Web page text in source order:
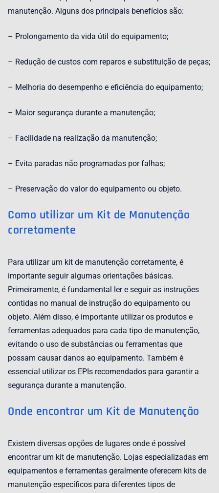
manutenção. Alguns dos principais benefícios são:
– Prolongamento da vida útil do equipamento;
– Redução de custos com reparos e substituição de peças;
– Melhoria do desempenho e eficiência do equipamento;
– Maior segurança durante a manutenção;
– Facilidade na realização da manutenção;
– Evita paradas não programadas por falhas;
– Preservação do valor do equipamento ou objeto.
Como utilizar um Kit de Manutenção
corretamente
Para utilizar um kit de manutenção corretamente, é
importante seguir algumas orientações básicas.
Primeiramente, é fundamental ler e seguir as instruções
contidas no manual de instrução do equipamento ou
objeto. Além disso, é importante utilizar os produtos e
ferramentas adequados para cada tipo de manutenção,
evitando o uso de substâncias ou ferramentas que
possam causar danos ao equipamento. Também é
essencial utilizar os EPIs recomendados para garantir a
segurança durante a manutenção.
Onde encontrar um Kit de Manutenção
Existem diversas opções de lugares onde é possível
encontrar um kit de manutenção. Lojas especializadas em
equipamentos e ferramentas geralmente oferecem kits de
manutenção específicos para diferentes tipos de